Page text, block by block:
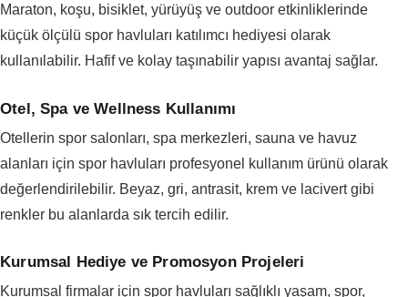
Maraton, koşu, bisiklet, yürüyüş ve outdoor etkinliklerinde
küçük ölçülü spor havluları katılımcı hediyesi olarak
kullanılabilir. Hafif ve kolay taşınabilir yapısı avantaj sağlar.
Otel, Spa ve Wellness Kullanımı
Otellerin spor salonları, spa merkezleri, sauna ve havuz
alanları için spor havluları profesyonel kullanım ürünü olarak
değerlendirilebilir. Beyaz, gri, antrasit, krem ve lacivert gibi
renkler bu alanlarda sık tercih edilir.
Kurumsal Hediye ve Promosyon Projeleri
Kurumsal firmalar için spor havluları sağlıklı yaşam, spor,